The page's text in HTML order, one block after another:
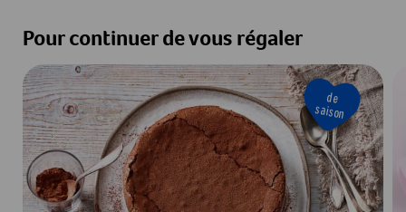
Pour continuer de vous régaler
de
saison